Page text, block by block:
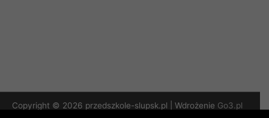
Copyright © 2026 przedszkole-slupsk.pl | Wdrożenie Go3.pl